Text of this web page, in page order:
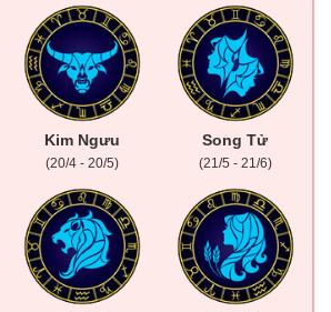
Kim Ngưu
(20/4 - 20/5)
Song Tử
(21/5 - 21/6)